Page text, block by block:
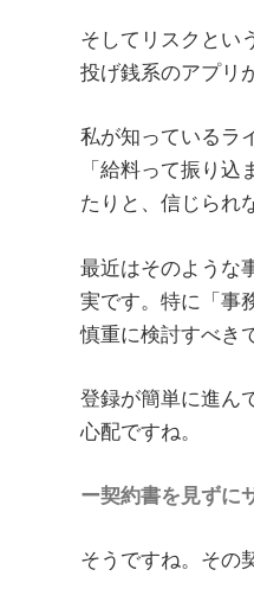
そしてリスクとい
投げ銭系のアプリ
私が知っているラ
「給料って振り
たりと、信じられ
最近はそのような
実です。特に「事
慎重に検討すべき
登録が簡単に進ん
心配ですね。
ー契約書を見ずに
そうですね。その